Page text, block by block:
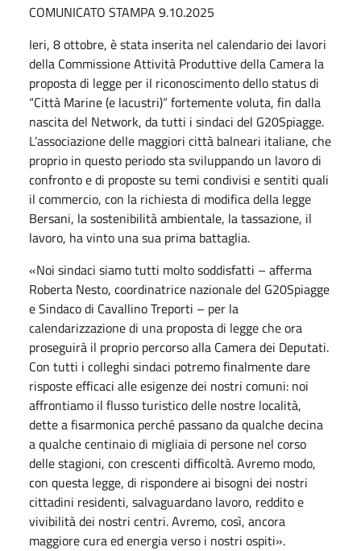
COMUNICATO STAMPA 9.10.2025
Ieri, 8 ottobre, è stata inserita nel calendario dei lavori
della Commissione Attività Produttive della Camera la
proposta di legge per il riconoscimento dello status di
“Città Marine (e lacustri)” fortemente voluta, fin dalla
nascita del Network, da tutti i sindaci del G20Spiagge.
L’associazione delle maggiori città balneari italiane, che
proprio in questo periodo sta sviluppando un lavoro di
confronto e di proposte su temi condivisi e sentiti quali
il commercio, con la richiesta di modifica della legge
Bersani, la sostenibilità ambientale, la tassazione, il
lavoro, ha vinto una sua prima battaglia.
«Noi sindaci siamo tutti molto soddisfatti – afferma
Roberta Nesto, coordinatrice nazionale del G20Spiagge
e Sindaco di Cavallino Treporti – per la
calendarizzazione di una proposta di legge che ora
proseguirà il proprio percorso alla Camera dei Deputati.
Con tutti i colleghi sindaci potremo finalmente dare
risposte efficaci alle esigenze dei nostri comuni: noi
affrontiamo il flusso turistico delle nostre località,
dette a fisarmonica perché passano da qualche decina
a qualche centinaio di migliaia di persone nel corso
delle stagioni, con crescenti difficoltà. Avremo modo,
con questa legge, di rispondere ai bisogni dei nostri
cittadini residenti, salvaguardano lavoro, reddito e
vivibilità dei nostri centri. Avremo, così, ancora
maggiore cura ed energia verso i nostri ospiti».